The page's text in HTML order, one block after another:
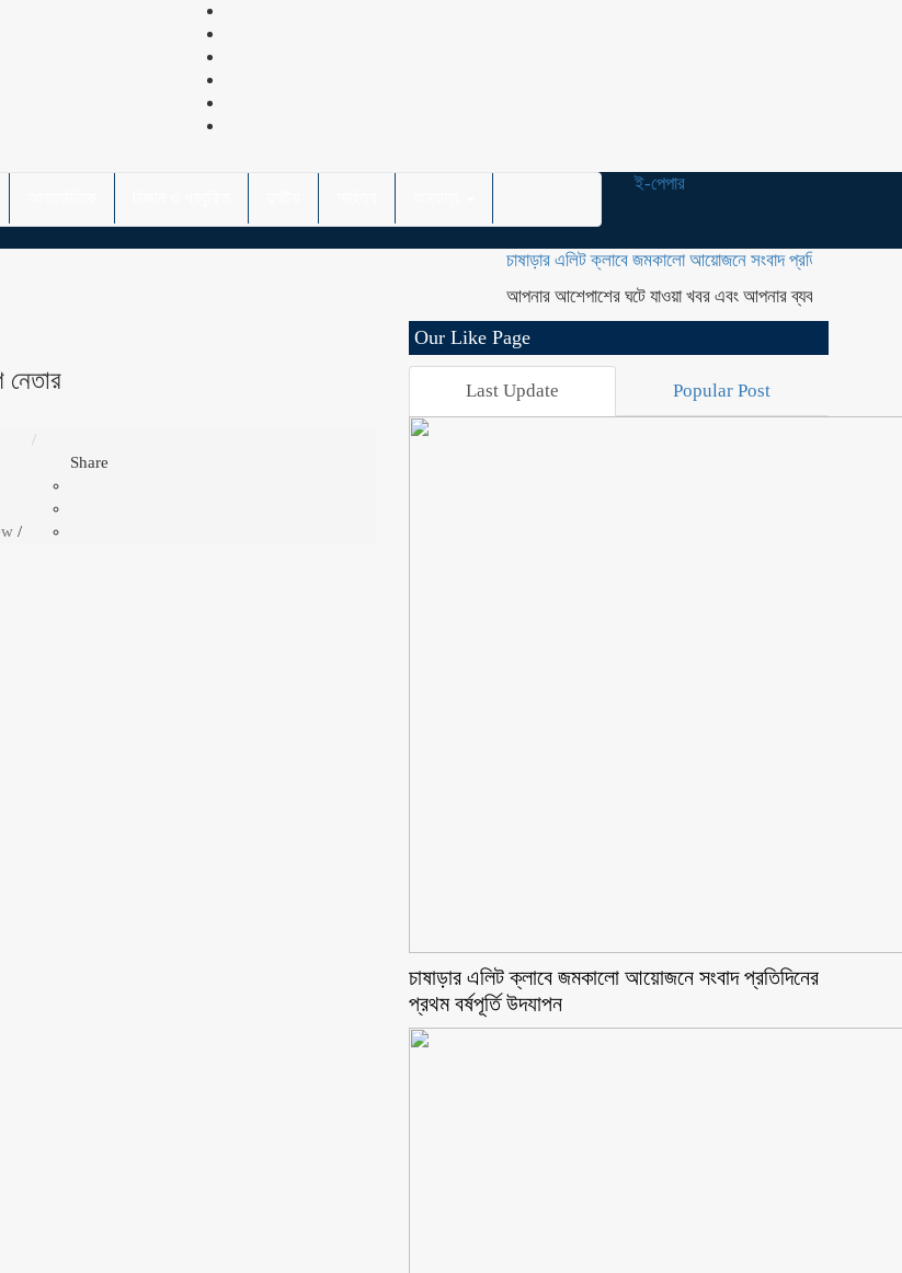
ই-পেপার
চাষাড়ার এলিট ক্লাবে জমকালো আয়োজনে সংবাদ প্রতিদিনের প্রথম বর্ষপূর্তি
আপনার আশেপাশের ঘটে যাওয়া খবর এবং আপনার ব্যবসার বিজ্ঞাপন
নেতার
/
Share
Our Like Page
Last Update Popular Post
চাষাড়ার এলিট ক্লাবে জমকালো আয়োজনে সংবাদ প্রতিদিনের
প্রথম বর্ষপূর্তি উদযাপন